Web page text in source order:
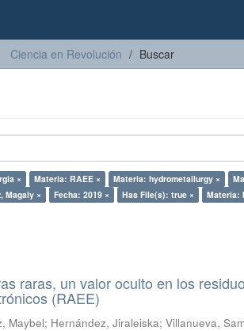
Ciencia en Revolución Buscar
× Materia: RAEE × Materia: hydrometallurgy ×
Magaly × Fecha: 2019 × Has File(s): true × Materia:
raras, un valor oculto en los
(RAEE)
Maybel; Hernández, Jiraleiska;Villanueva,